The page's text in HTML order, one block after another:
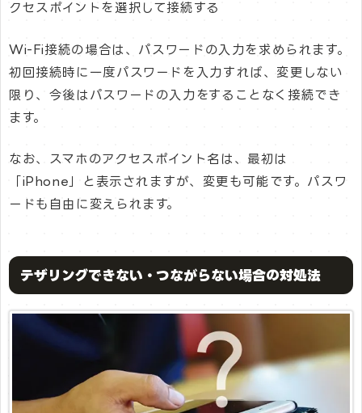
クセスポイントを選択して接続する
Wi-Fi接続の場合は、パスワードの入力を求められます。
初回接続時に一度パスワードを入力すれば、変更しない
限り、今後はパスワードの入力をすることなく接続でき
ます。
なお、スマホのアクセスポイント名は、最初は
「iPhone」と表示されますが、変更も可能です。パスワ
ードも自由に変えられます。
テザリングできない・つながらない場合の対処法